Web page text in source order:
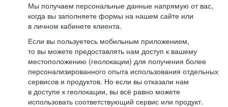
Мы получаем персональные данные напрямую от вас,
когда вы заполняете формы на нашем сайте или
в личном кабинете клиента.
Если вы пользуетесь мобильным приложением,
то вы можете предоставлять нам доступ к вашему
местоположению (геолокации) для получения более
персонализированного опыта использования отдельных
сервисов и продуктов. Но если вы отказали нам
в доступе к геолокации, вы всё равно можете
использовать соответствующий сервис или продукт.